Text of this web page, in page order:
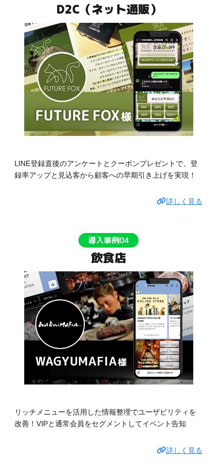
D2C（ネット通販）
LINE登録直後のアンケートとクーポンプレゼントで、登
録率アップと見込客から顧客への早期引き上げを実現！
詳しく見る
導入事例04
飲食店
リッチメニューを活用した情報整理でユーザビリティを
改善！VIPと通常会員をセグメントしてイベント告知
詳しく見る